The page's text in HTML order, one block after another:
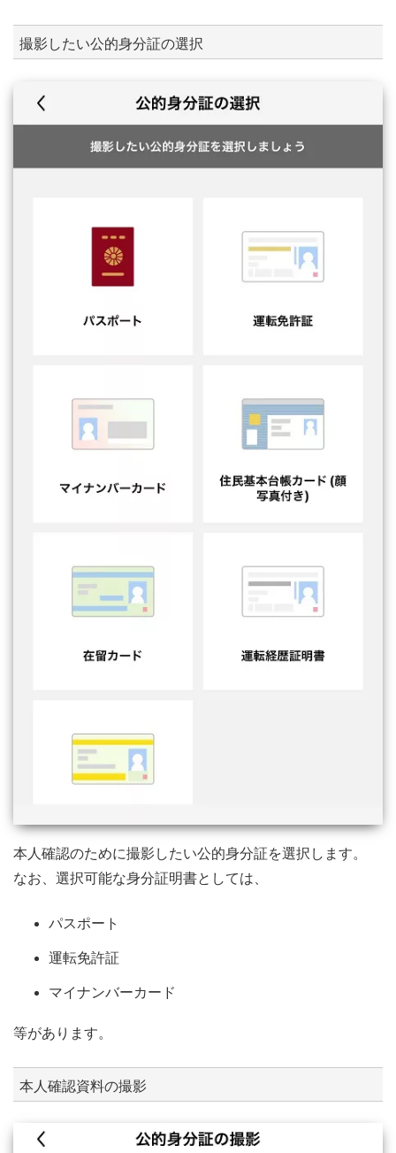
撮影したい公的身分証の選択
本人確認のために撮影したい公的身分証を選択します。
なお、選択可能な身分証明書としては、
パスポート
運転免許証
マイナンバーカード
等があります。
本人確認資料の撮影